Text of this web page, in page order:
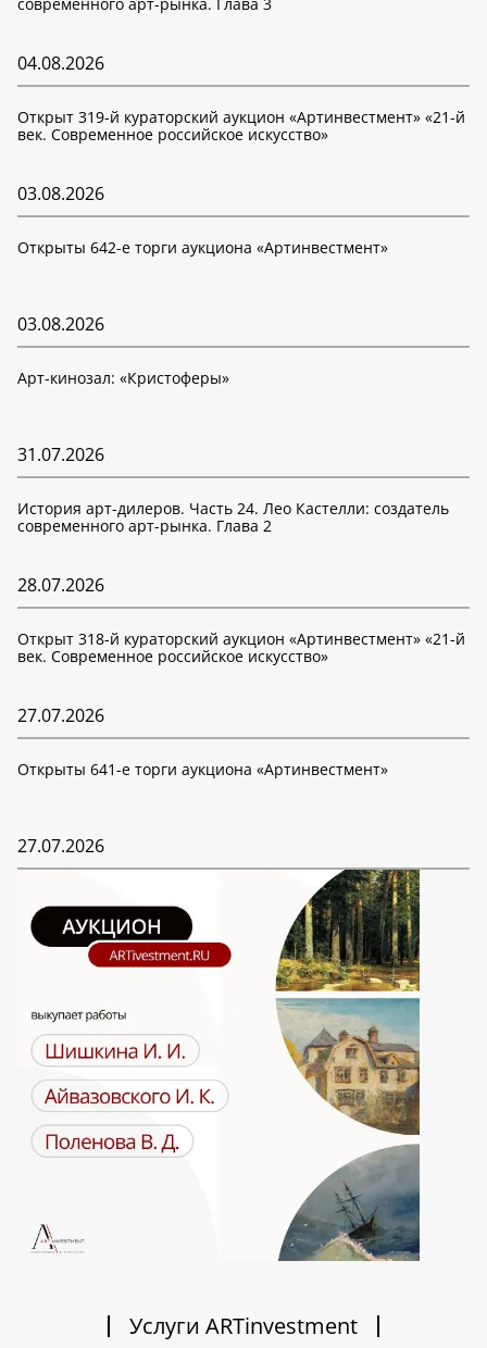
04.08.2026
Открыт 319-й кураторский аукцион «Артинвестмент» «21-й
век. Современное российское искусство»
03.08.2026
Открыты 642-е торги аукциона «Артинвестмент»
03.08.2026
Арт-кинозал: «Кристоферы»
31.07.2026
История арт-дилеров. Часть 24. Лео Кастелли: создатель
современного арт-рынка. Глава 2
28.07.2026
Открыт 318-й кураторский аукцион «Артинвестмент» «21-й
век. Современное российское искусство»
27.07.2026
Открыты 641-е торги аукциона «Артинвестмент»
27.07.2026
Услуги ARTinvestment